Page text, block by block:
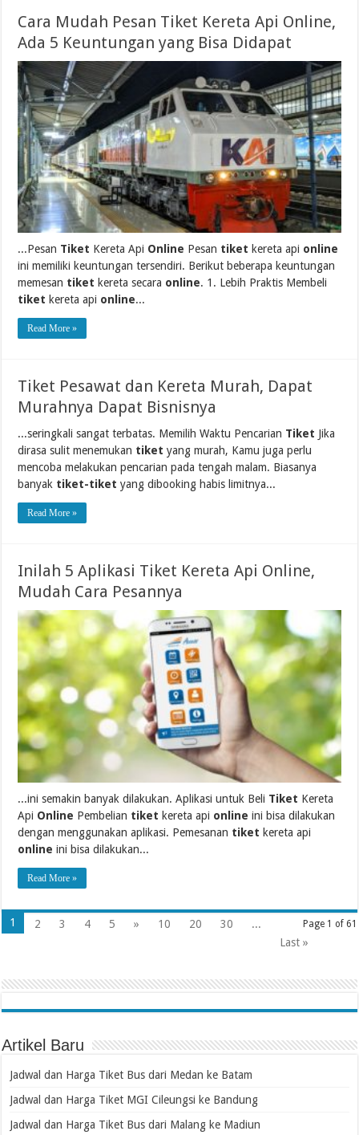
Cara Mudah Pesan Tiket Kereta Api Online,
Ada 5 Keuntungan yang Bisa Didapat
...Pesan Tiket Kereta Api Online Pesan tiket kereta api online
ini memiliki keuntungan tersendiri. Berikut beberapa keuntungan
memesan tiket kereta secara online. 1. Lebih Praktis Membeli
tiket kereta api online...
Read More »
Tiket Pesawat dan Kereta Murah, Dapat
Murahnya Dapat Bisnisnya
...seringkali sangat terbatas. Memilih Waktu Pencarian Tiket Jika
dirasa sulit menemukan tiket yang murah, Kamu juga perlu
mencoba melakukan pencarian pada tengah malam. Biasanya
banyak tiket-tiket yang dibooking habis limitnya...
Read More »
Inilah 5 Aplikasi Tiket Kereta Api Online,
Mudah Cara Pesannya
...ini semakin banyak dilakukan. Aplikasi untuk Beli Tiket Kereta
Api Online Pembelian tiket kereta api online ini bisa dilakukan
dengan menggunakan aplikasi. Pemesanan tiket kereta api
online ini bisa dilakukan...
Read More »
Page 1 of 61
1 2 3 4 5 » 10 20 30
...
Last »
Artikel Baru
Jadwal dan Harga Tiket Bus dari Medan ke Batam
Jadwal dan Harga Tiket MGI Cileungsi ke Bandung
Jadwal dan Harga Tiket Bus dari Malang ke Madiun